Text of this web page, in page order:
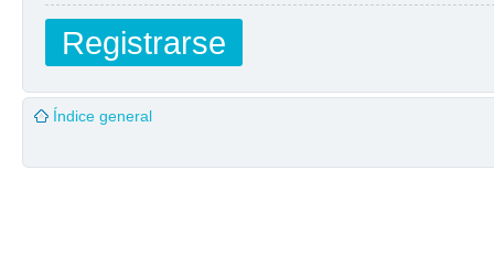
Registrarse
Índice general